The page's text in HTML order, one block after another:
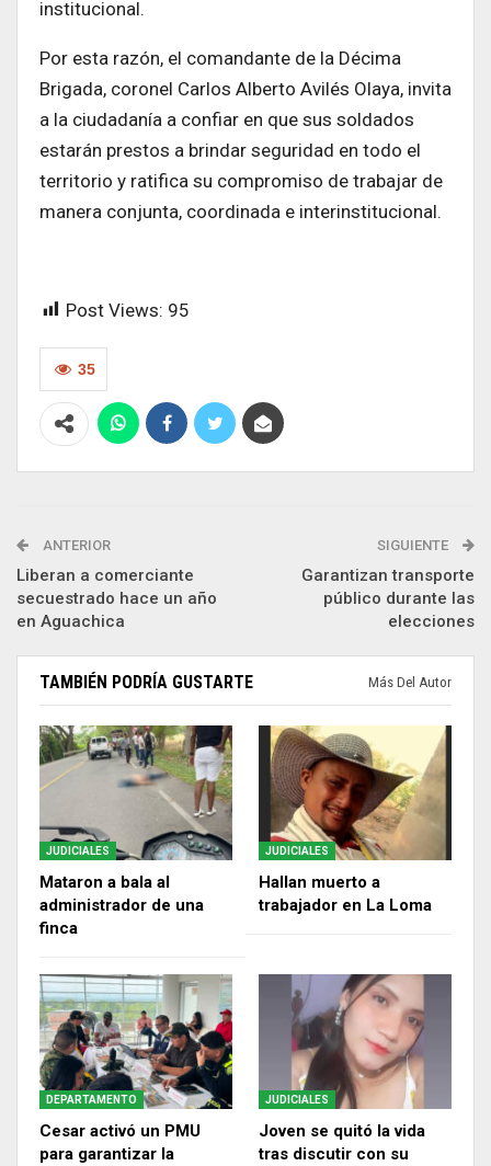
institucional.
Por esta razón, el comandante de la Décima
Brigada, coronel Carlos Alberto Avilés Olaya, invita
a la ciudadanía a confiar en que sus soldados
estarán prestos a brindar seguridad en todo el
territorio y ratifica su compromiso de trabajar de
manera conjunta, coordinada e interinstitucional.
Post Views: 95
35
ANTERIOR
Liberan a comerciante
secuestrado hace un año
en Aguachica
SIGUIENTE
Garantizan transporte
público durante las
elecciones
TAMBIÉN PODRÍA GUSTARTE Más Del Autor
JUDICIALES
Mataron a bala al
administrador de una
finca
JUDICIALES
Hallan muerto a
trabajador en La Loma
DEPARTAMENTO
Cesar activó un PMU
para garantizar la
JUDICIALES
Joven se quitó la vida
tras discutir con su